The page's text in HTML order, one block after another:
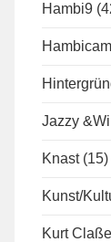
Hambi9
Jazzy
Knast (15)
Kunst/
Kurt